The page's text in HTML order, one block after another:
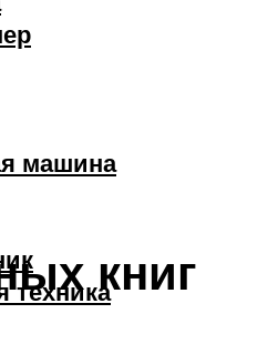
машина
техникакниг